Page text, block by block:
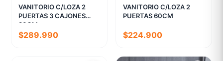
VANITORIO C/LOZA 2
PUERTAS 3 CAJONES
80CM
$289.990
VANITORIO C/LOZA 2
PUERTAS 60CM
$224.900